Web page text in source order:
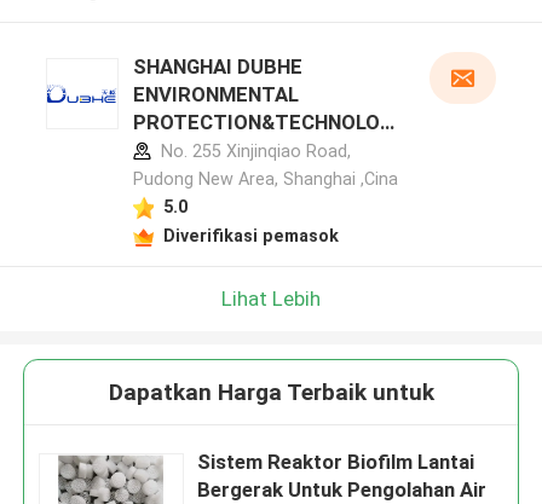
SHANGHAI DUBHE
ENVIRONMENTAL
PROTECTION&TECHNOLOG
Y CO.,LTD profil pabrikan
No. 255 Xinjinqiao Road,
Pudong New Area, Shanghai ,Cina
5.0
Diverifikasi pemasok
Lihat Lebih
Dapatkan Harga Terbaik untuk
Sistem Reaktor Biofilm Lantai
Bergerak Untuk Pengolahan Air